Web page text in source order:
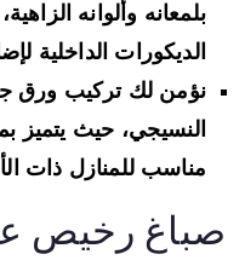
بلمعانه وألوانه
الديكورات الداخلية
نؤمن لك تركيب ورق
النسيجي، حيث يتميز
مناسب للمنازل ذات
رخيص